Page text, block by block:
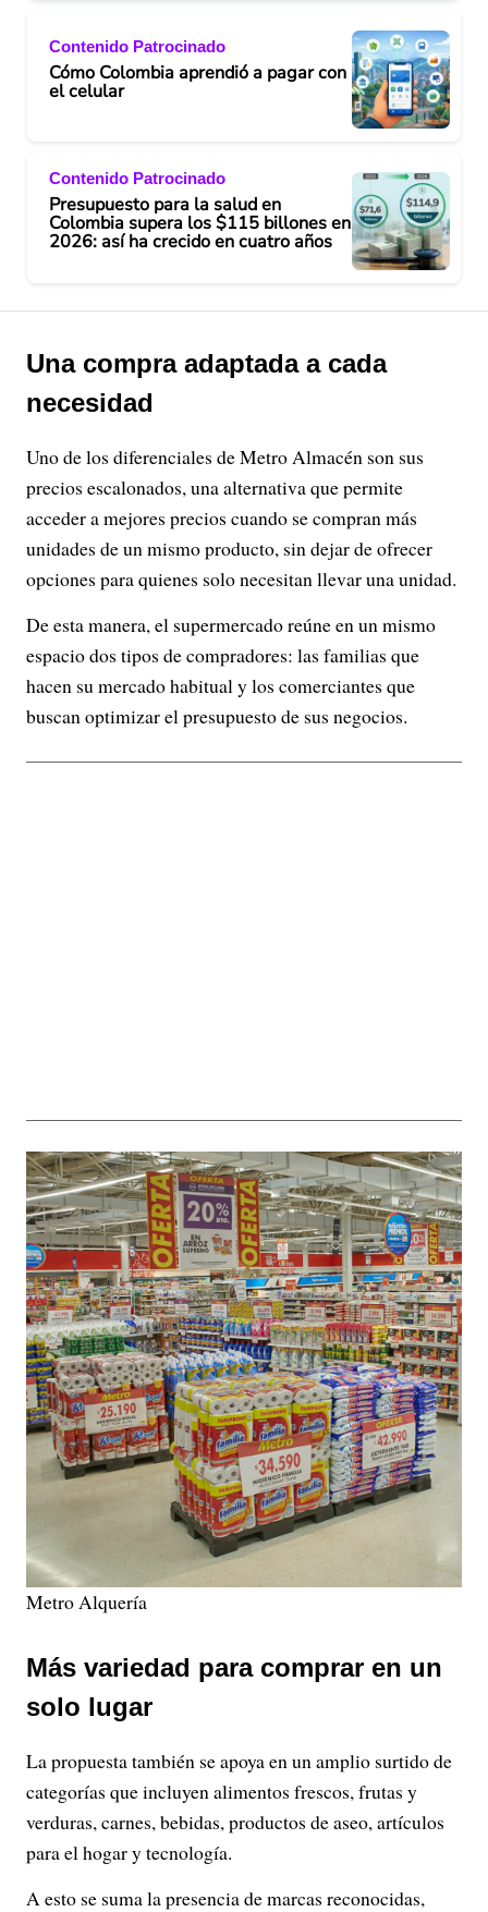
Contenido Patrocinado
Cómo Colombia aprendió a pagar con
el celular
Contenido Patrocinado
Presupuesto para la salud en
Colombia supera los $115 billones en
2026: así ha crecido en cuatro años
Una compra adaptada a cada
necesidad
Uno de los diferenciales de Metro Almacén son sus
precios escalonados, una alternativa que permite
acceder a mejores precios cuando se compran más
unidades de un mismo producto, sin dejar de ofrecer
opciones para quienes solo necesitan llevar una unidad.
De esta manera, el supermercado reúne en un mismo
espacio dos tipos de compradores: las familias que
hacen su mercado habitual y los comerciantes que
buscan optimizar el presupuesto de sus negocios.
Metro Alquería
Más variedad para comprar en un
solo lugar
La propuesta también se apoya en un amplio surtido de
categorías que incluyen alimentos frescos, frutas y
verduras, carnes, bebidas, productos de aseo, artículos
para el hogar y tecnología.
A esto se suma la presencia de marcas reconocidas,